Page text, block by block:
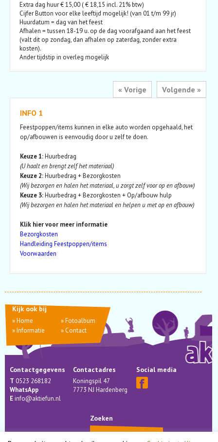
Extra dag huur € 15,00 ( € 18,15 incl. 21% btw)
Cijfer Button voor elke leeftijd mogelijk! (van 01 t/m 99 jr)
Huurdatum = dag van het feest
Afhalen = tussen 18-19 u. op de dag voorafgaand aan het feest
(valt dit op zondag, dan afhalen op zaterdag, zonder extra
kosten).
Ander tijdstip in overleg mogelijk
Volgende »
« Vorige
INFO 1
Feestpoppen/items kunnen in elke auto worden opgehaald, het
op/afbouwen is eenvoudig door u zelf te doen.
Keuze 1:Huurbedrag
(U haalt en brengt zelf het materiaal)
Keuze 2:Huurbedrag + Bezorgkosten
(Wij bezorgen en halen het materiaal, u zorgt zelf voor op en afbouw)
Keuze 3:Huurbedrag + Bezorgkosten + Op/afbouw hulp
(Wij bezorgen en halen het materiaal en helpen u met op en afbouw)
Klik hier voor meer informatie
Bezorgkosten
Handleiding Feestpoppen/items
Voorwaarden
Kijk ook bij
»Home »Fotoalbum
»Informatie »Contact
Contactgegevens
T 0523 268182
WhatsApp
Einfo@aktiefun.nl
Contactadres
Koningspil 47
7773 NJ Hardenberg
Social media
Zoeken